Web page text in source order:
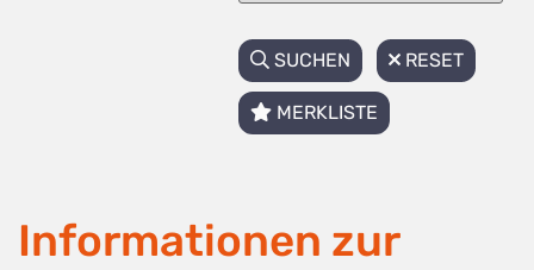
SUCHEN RESET
MERKLISTE
Informationen zur